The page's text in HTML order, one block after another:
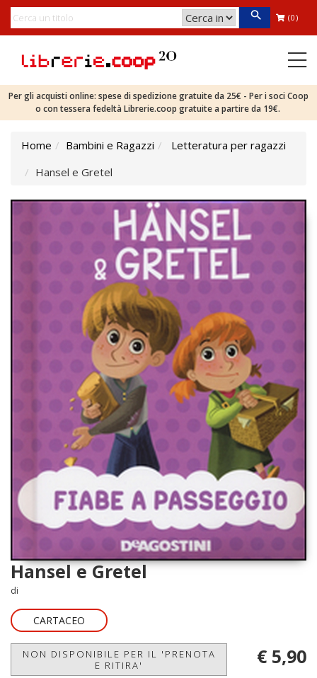
(0)
Per gli acquisti online: spese di spedizione gratuite da 25€ - Per i soci Coop
o con tessera fedeltà Librerie.coop gratuite a partire da 19€.
Home Bambini e Ragazzi
Letteratura per ragazzi
Hansel e Gretel
Hansel e Gretel
di
CARTACEO
NON DISPONIBILE PER IL 'PRENOTA
E RITIRA'
€ 5,90